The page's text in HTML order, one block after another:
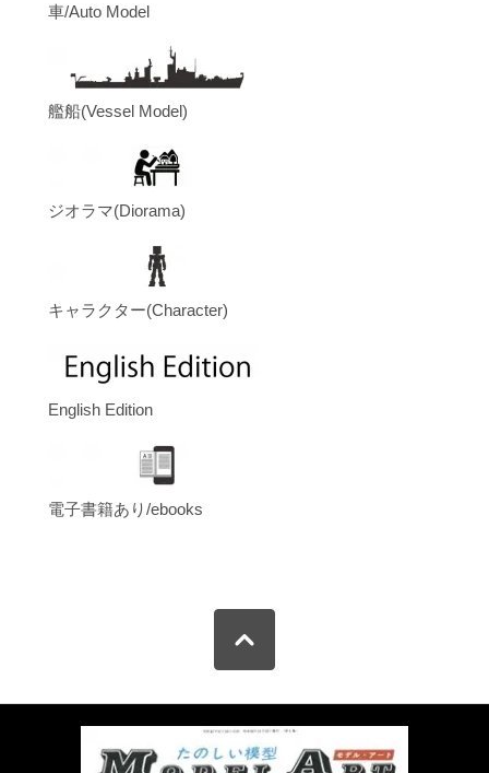
車/Auto Model
艦船(Vessel Model)
ジオラマ(Diorama)
キャラクター(Character)
English Edition
電子書籍あり/ebooks